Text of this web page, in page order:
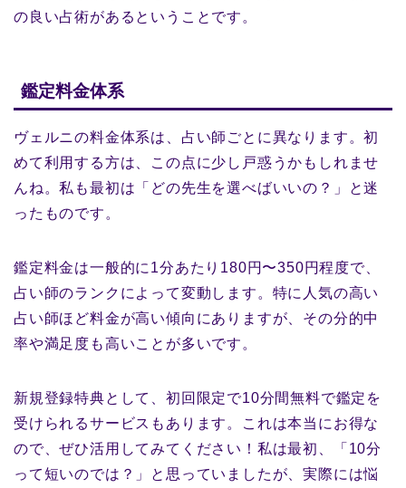
の良い占術があるということです。
鑑定料金体系
ヴェルニの料金体系は、占い師ごとに異なります。初
めて利用する方は、この点に少し戸惑うかもしれませ
んね。私も最初は「どの先生を選べばいいの？」と迷
ったものです。
鑑定料金は一般的に1分あたり180円〜350円程度で、
占い師のランクによって変動します。特に人気の高い
占い師ほど料金が高い傾向にありますが、その分的中
率や満足度も高いことが多いです。
新規登録特典として、初回限定で10分間無料で鑑定を
受けられるサービスもあります。これは本当にお得な
ので、ぜひ活用してみてください！私は最初、「10分
って短いのでは？」と思っていましたが、実際には悩